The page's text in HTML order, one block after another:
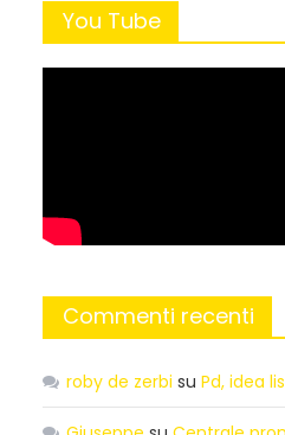
You Tube
Commenti recenti
roby de zerbi suPd, idea